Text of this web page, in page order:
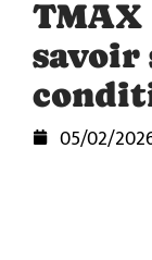
savoir
05/02/